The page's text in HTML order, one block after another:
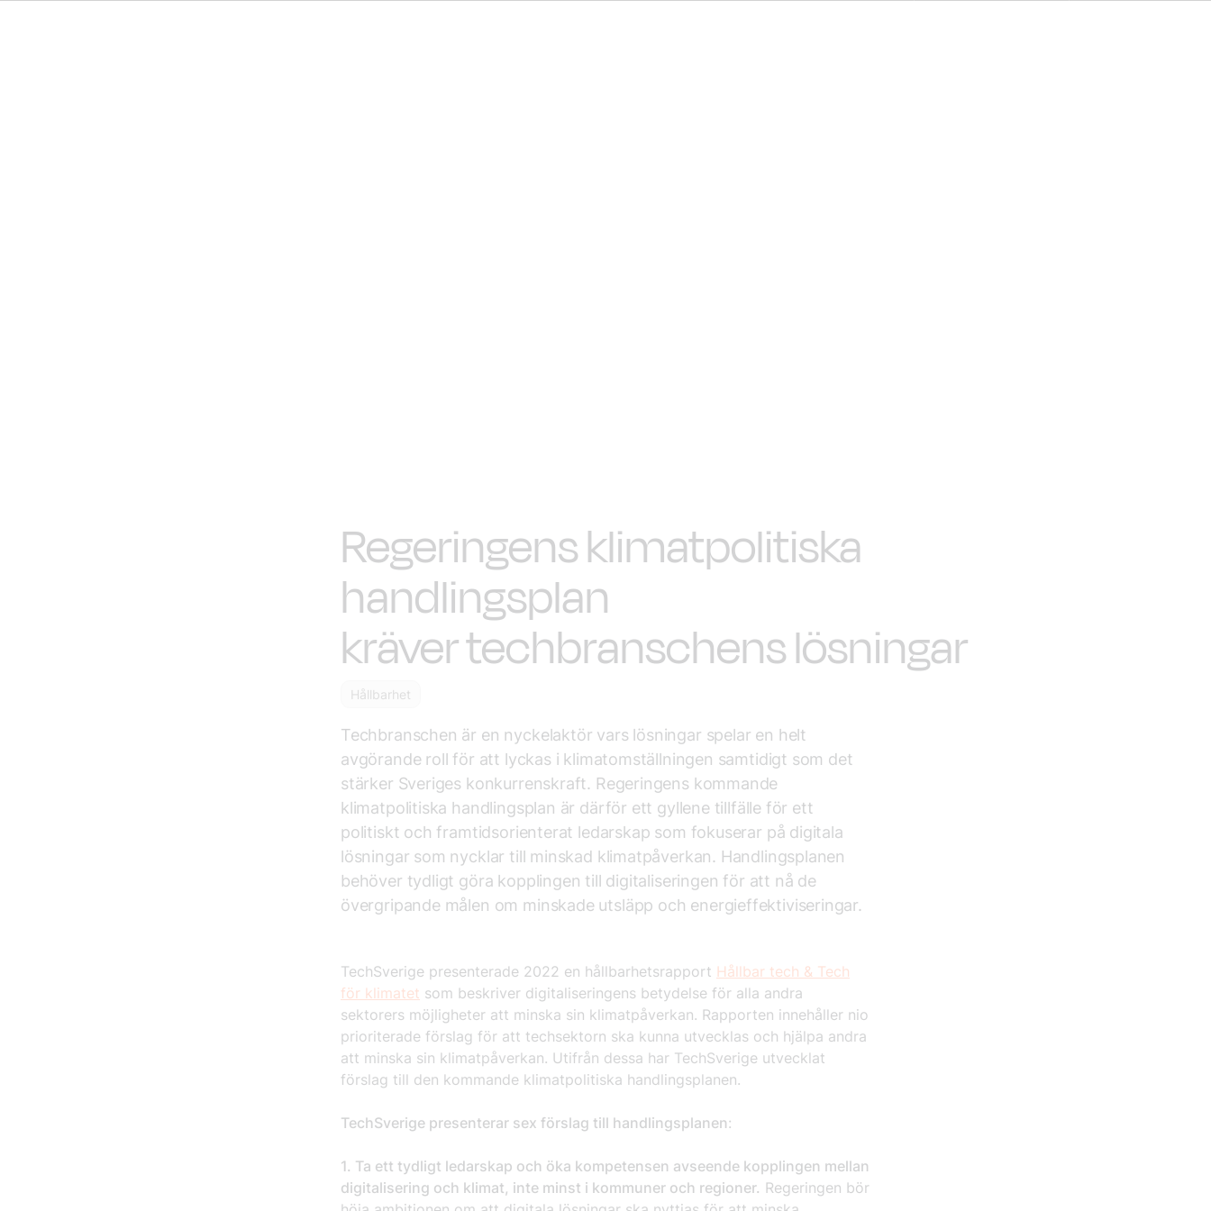
Regeringens klimatpolitiska
handlingsplan
kräver techbranschens lösningar
Hållbarhet
Techbranschen är en nyckelaktör vars lösningar spelar en helt
avgörande roll för att lyckas i klimatomställningen samtidigt som det
stärker Sveriges konkurrenskraft. Regeringens kommande
klimatpolitiska handlingsplan är därför ett gyllene tillfälle för ett
politiskt och framtidsorienterat ledarskap som fokuserar på digitala
lösningar som nycklar till minskad klimatpåverkan. Handlingsplanen
behöver tydligt göra kopplingen till digitaliseringen för att nå de
övergripande målen om minskade utsläpp och energieffektiviseringar.
TechSverige presenterade 2022 en hållbarhetsrapport Hållbar tech & Tech
för klimatet som beskriver digitaliseringens betydelse för alla andra
sektorers möjligheter att minska sin klimatpåverkan. Rapporten innehåller nio
prioriterade förslag för att techsektorn ska kunna utvecklas och hjälpa andra
att minska sin klimatpåverkan. Utifrån dessa har TechSverige utvecklat
förslag till den kommande klimatpolitiska handlingsplanen.
TechSverige presenterar sex förslag till handlingsplanen:
1. Ta ett tydligt ledarskap och öka kompetensen avseende kopplingen mellan
digitalisering och klimat, inte minst i kommuner och regioner. Regeringen bör